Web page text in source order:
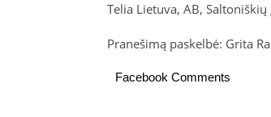
Telia Lietuva, AB,
Pranešimą paskelbė: Grita
Facebook Comments